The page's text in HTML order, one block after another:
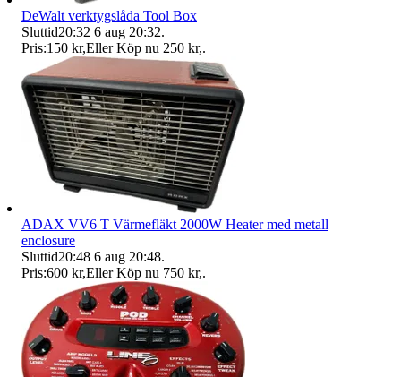
DeWalt verktygslåda Tool Box
Sluttid20:32 6 aug 20:32.
Pris:150 kr,Eller Köp nu 250 kr,.
ADAX VV6 T Värmefläkt 2000W Heater med metall
enclosure
Sluttid20:48 6 aug 20:48.
Pris:600 kr,Eller Köp nu 750 kr,.